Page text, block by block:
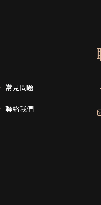
常見問題
聯絡我們